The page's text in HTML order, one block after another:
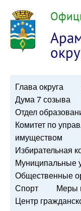
Глава округа
Дума 7 созыва
Отдел
Комитет по
имуществом
Избирательная
Муниципальные
Общественные
Спорт
Меры
Центр